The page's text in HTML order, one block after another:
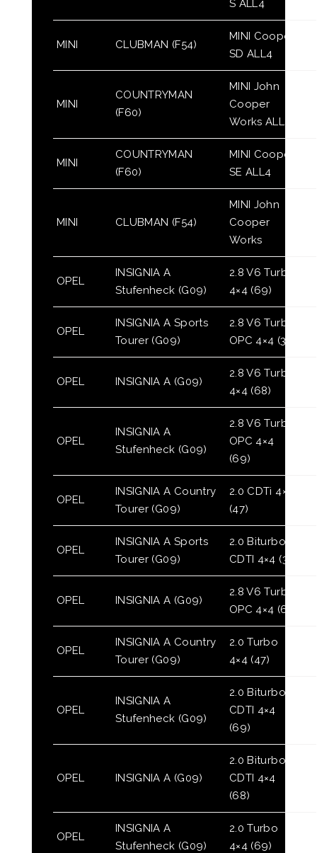
S ALL4
MINI CLUBMAN (F54)
MINI Cooper
SD ALL4
MINI
COUNTRYMAN
(F60)
MINI John
Cooper
Works ALL4
MINI
COUNTRYMAN
(F60)
MINI Cooper
SE ALL4
MINI CLUBMAN (F54)
MINI John
Cooper
Works
OPEL
INSIGNIA A
Stufenheck (G09)
2.8 V6 Turbo
4×4 (69)
OPEL
INSIGNIA A Sports
Tourer (G09)
2.8 V6 Turbo
OPC 4×4 (35)
OPEL INSIGNIA A (G09)
2.8 V6 Turbo
4×4 (68)
OPEL
INSIGNIA A
Stufenheck (G09)
2.8 V6 Turbo
OPC 4×4
(69)
OPEL
INSIGNIA A Country
Tourer (G09)
2.0 CDTi 4×4
(47)
OPEL
INSIGNIA A Sports
Tourer (G09)
2.0 Biturbo
CDTI 4×4 (35)
OPEL INSIGNIA A (G09)
2.8 V6 Turbo
OPC 4×4 (68)
OPEL
INSIGNIA A Country
Tourer (G09)
2.0 Turbo
4×4 (47)
OPEL
INSIGNIA A
Stufenheck (G09)
2.0 Biturbo
CDTI 4×4
(69)
OPEL INSIGNIA A (G09)
2.0 Biturbo
CDTI 4×4
(68)
OPEL
INSIGNIA A
Stufenheck (G09)
2.0 Turbo
4×4 (69)